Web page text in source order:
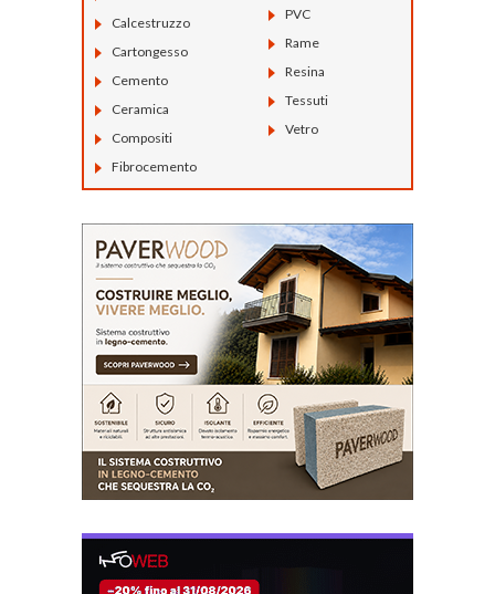
Calcestruzzo
Cartongesso
Cemento
Ceramica
Compositi
Fibrocemento
PVC
Rame
Resina
Tessuti
Vetro